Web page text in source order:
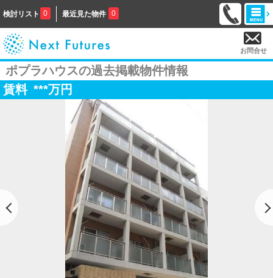
検討リスト 0 最近見た物件 0
お問合せ
ポプラハウスの過去掲載物件情報
賃料 ***万円